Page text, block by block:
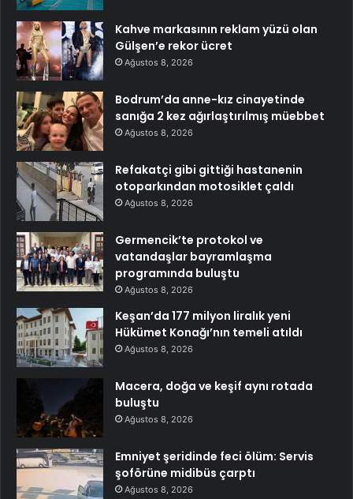
Kahve markasının reklam yüzü olan
Gülşen’e rekor ücret
Ağustos 8, 2026
Bodrum’da anne-kız cinayetinde
sanığa 2 kez ağırlaştırılmış müebbet
Ağustos 8, 2026
Refakatçi gibi gittiği hastanenin
otoparkından motosiklet çaldı
Ağustos 8, 2026
Germencik’te protokol ve
vatandaşlar bayramlaşma
programında buluştu
Ağustos 8, 2026
Keşan’da 177 milyon liralık yeni
Hükümet Konağı’nın temeli atıldı
Ağustos 8, 2026
Macera, doğa ve keşif aynı rotada
buluştu
Ağustos 8, 2026
Emniyet şeridinde feci ölüm: Servis
şoförüne midibüs çarptı
Ağustos 8, 2026